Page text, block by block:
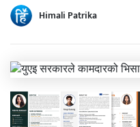
Himali Patrika